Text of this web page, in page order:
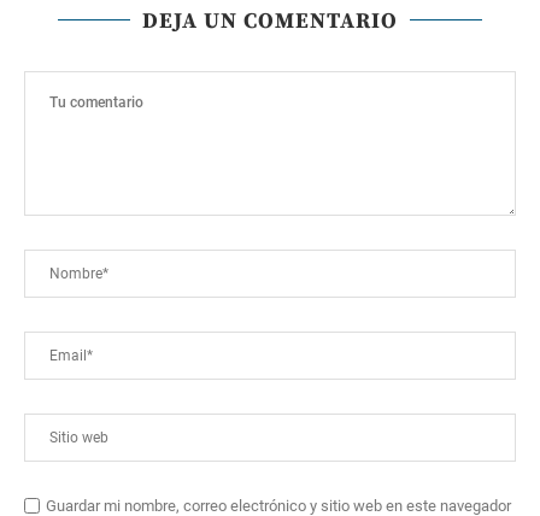
DEJA UN COMENTARIO
Guardar mi nombre, correo electrónico y sitio web en este navegador